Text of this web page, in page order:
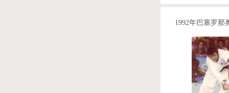
1992年巴塞罗那